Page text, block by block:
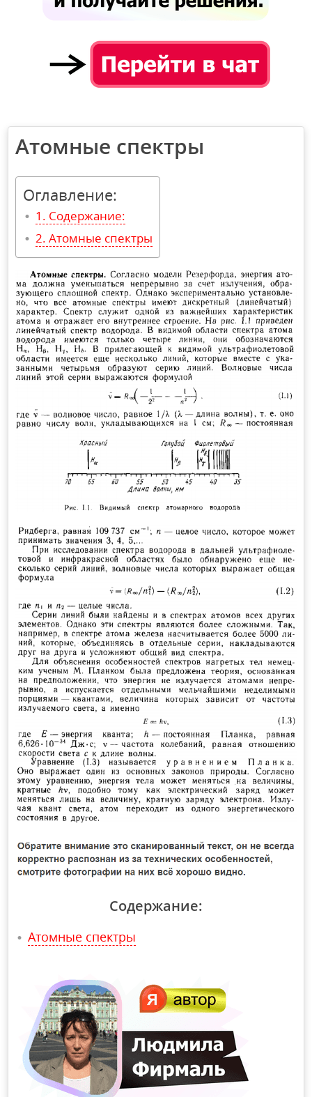
Атомные спектры
Оглавление:
Содержание:
Атомные спектры
Содержание:
Атомные спектры